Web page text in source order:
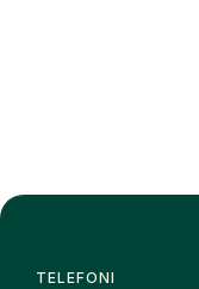
TELEFONI